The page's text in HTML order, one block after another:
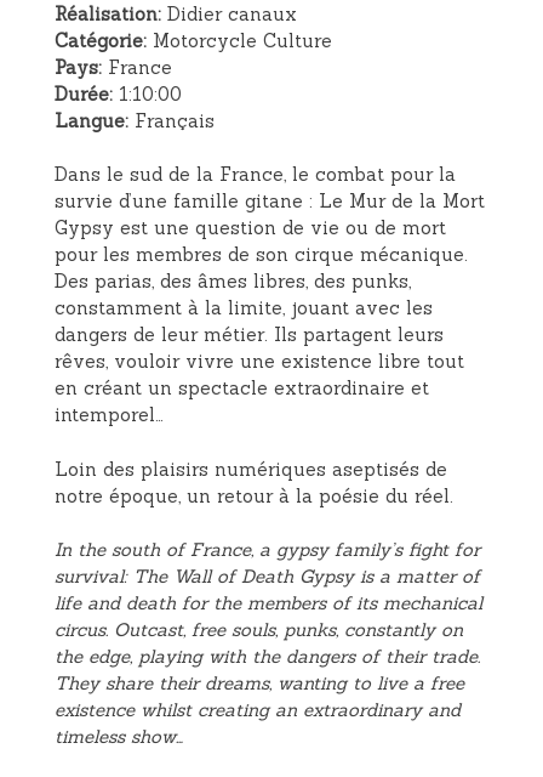
Réalisation: Didier canaux
Catégorie: Motorcycle Culture
Pays: France
Durée: 1:10:00
Langue: Français
Dans le sud de la France, le combat pour la
survie d’une famille gitane : Le Mur de la Mort
Gypsy est une question de vie ou de mort
pour les membres de son cirque mécanique.
Des parias, des âmes libres, des punks,
constamment à la limite, jouant avec les
dangers de leur métier. Ils partagent leurs
rêves, vouloir vivre une existence libre tout
en créant un spectacle extraordinaire et
intemporel…
Loin des plaisirs numériques aseptisés de
notre époque, un retour à la poésie du réel.
In the south of France, a gypsy family’s fight for
survival: The Wall of Death Gypsy is a matter of
life and death for the members of its mechanical
circus. Outcast, free souls, punks, constantly on
the edge, playing with the dangers of their trade.
They share their dreams, wanting to live a free
existence whilst creating an extraordinary and
timeless show…